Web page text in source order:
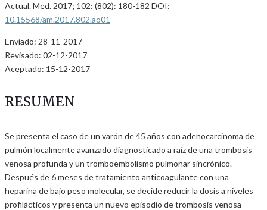
Actual. Med. 2017; 102: (802): 180-182 DOI:
10.15568/am.2017.802.ao01
Enviado: 28-11-2017
Revisado: 02-12-2017
Aceptado: 15-12-2017
RESUMEN
Se presenta el caso de un varón de 45 años con adenocarcinoma de
pulmón localmente avanzado diagnosticado a raíz de una trombosis
venosa profunda y un tromboembolismo pulmonar sincrónico.
Después de 6 meses de tratamiento anticoagulante con una
heparina de bajo peso molecular, se decide reducir la dosis a niveles
profilácticos y presenta un nuevo episodio de trombosis venosa